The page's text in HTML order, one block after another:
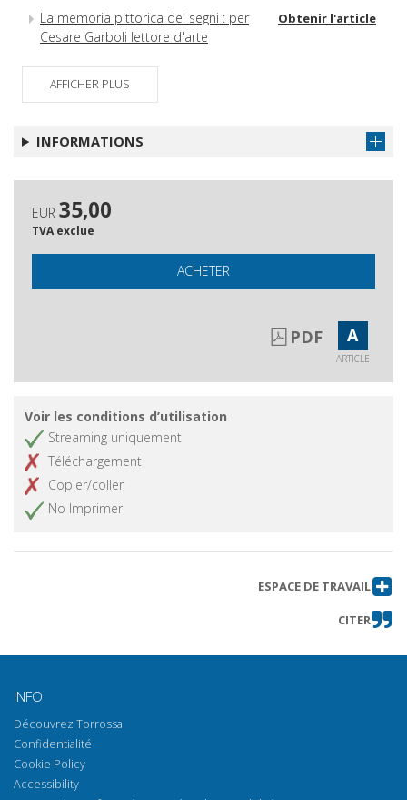
La memoria pittorica dei segni : per
Cesare Garboli lettore d'arte
Obtenir l'article
Lo sguardo inesorabile della Medusa
: Benvenuto Cellini e Italo Calvino
AFFICHER PLUS
INFORMATIONS
EUR 35,00
TVA exclue
ACHETER
PDF A
ARTICLE
Voir les conditions d’utilisation
Streaming uniquement
Téléchargement
Copier/coller
No Imprimer
ESPACE DE TRAVAIL
CITER
INFO
Découvrez Torrossa
Confidentialité
Cookie Policy
Accessibility